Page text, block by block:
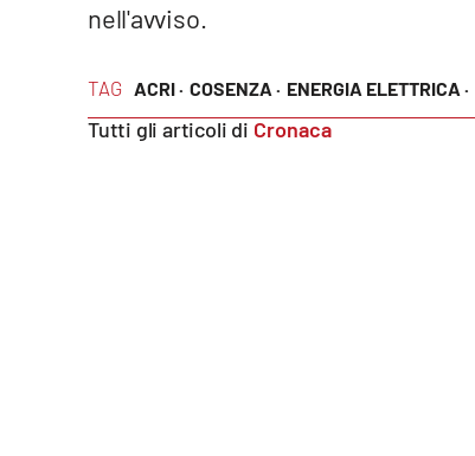
Calabriavisione
TAG ACRI · COSENZA · ENERGIA ELETTRICA ·
Tutti gli articoli di Cronaca
nell'avviso.